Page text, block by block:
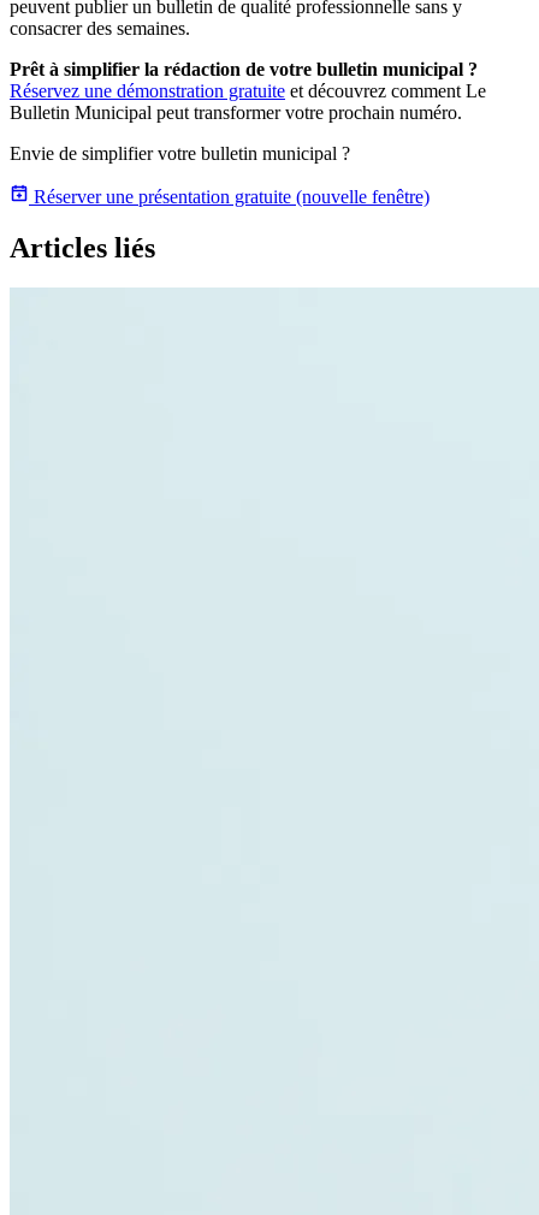
peuvent publier un bulletin de qualité professionnelle sans y
consacrer des semaines.
Prêt à simplifier la rédaction de votre bulletin municipal ?
Réservez une démonstration gratuite et découvrez comment Le
Bulletin Municipal peut transformer votre prochain numéro.
Envie de simplifier votre bulletin municipal ?
Réserver une présentation gratuite (nouvelle fenêtre)
Articles liés